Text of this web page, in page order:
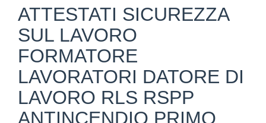
ATTESTATI SICUREZZA
SUL LAVORO
FORMATORE
LAVORATORI DATORE DI
LAVORO RLS RSPP
ANTINCENDIO PRIMO